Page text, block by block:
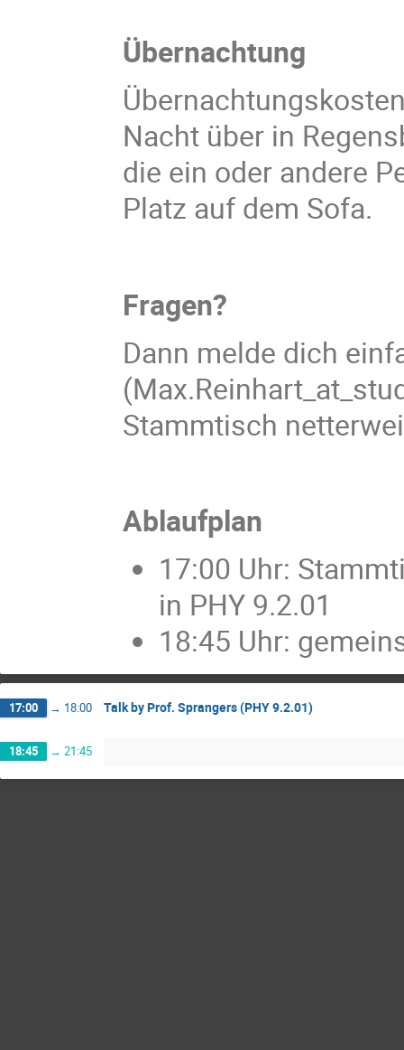
Übernachtung
Nacht über in
die ein oder andere
Platz auf dem Sofa.
Fragen?
Dann melde dich
Stammtisch
Ablaufplan
17:00 Uhr:
in PHY 9.2.01
18:45 Uhr:
17:00 → 18:00 Talk by Prof. Sprangers (PHY 9.2.01)
18:45 → 21:45